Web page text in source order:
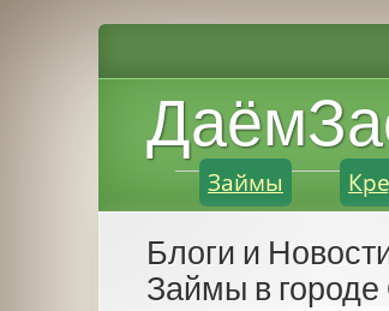
Займы
Блоги и
Займы в